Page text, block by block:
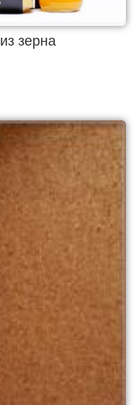
зерна